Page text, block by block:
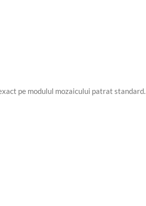
pe modulul mozaicului patrat standard.